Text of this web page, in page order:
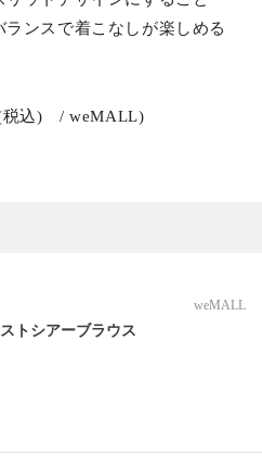
ンスで着こなしが楽しめる
税込) / weMALL)
weMALL
トシアーブラウス